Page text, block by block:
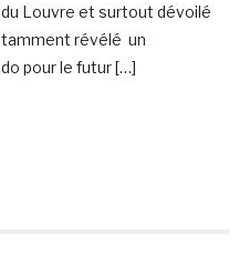
Louvre et surtout dévoilé
révélé un
pour le futur […]